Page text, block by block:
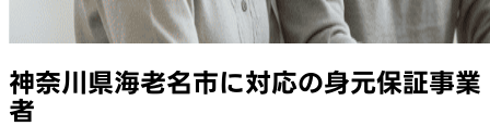
神奈川県海老名市に対応の身元保証事業
者